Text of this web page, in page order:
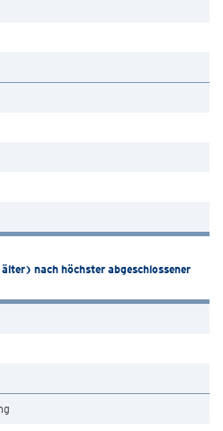
nach höchster abgeschlossener